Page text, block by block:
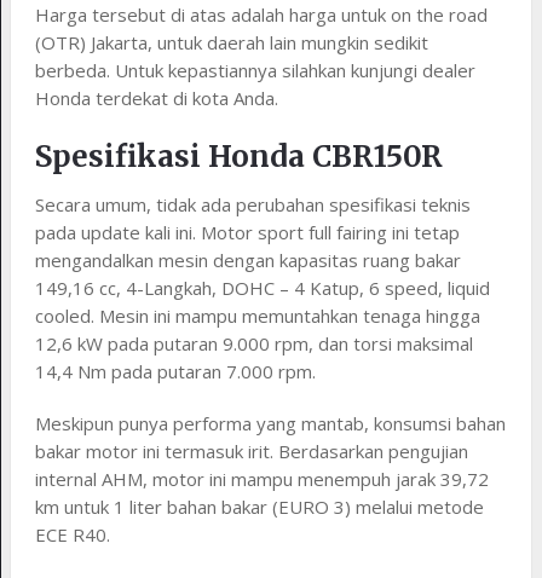
Harga tersebut di atas adalah harga untuk on the road
(OTR) Jakarta, untuk daerah lain mungkin sedikit
berbeda. Untuk kepastiannya silahkan kunjungi dealer
Honda terdekat di kota Anda.
Spesifikasi Honda CBR150R
Secara umum, tidak ada perubahan spesifikasi teknis
pada update kali ini. Motor sport full fairing ini tetap
mengandalkan mesin dengan kapasitas ruang bakar
149,16 cc, 4-Langkah, DOHC – 4 Katup, 6 speed, liquid
cooled. Mesin ini mampu memuntahkan tenaga hingga
12,6 kW pada putaran 9.000 rpm, dan torsi maksimal
14,4 Nm pada putaran 7.000 rpm.
Meskipun punya performa yang mantab, konsumsi bahan
bakar motor ini termasuk irit. Berdasarkan pengujian
internal AHM, motor ini mampu menempuh jarak 39,72
km untuk 1 liter bahan bakar (EURO 3) melalui metode
ECE R40.